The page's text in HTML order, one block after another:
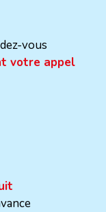
vous
votre appel